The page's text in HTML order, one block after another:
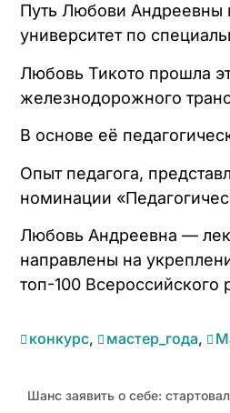
Путь Любови Андреевны
университет по
Любовь Тикото прошла
железнодорожного
В основе её
Опыт педагога,
номинации
Любовь Андреевна —
направлены на
топ-100 Всероссийского
конкурс, мастер_года,
Шанс заявить о себе: